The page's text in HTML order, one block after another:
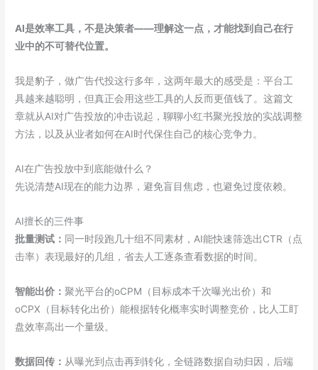
限
时
平
台
选
择
议
AI是效率工具，不是决策者——理解这一点，才能找到自己在行
业中的不可替代位置。
我是豹子，做广告代投这行多年，这两年最大的感受是：平台工
具越来越聪明，但真正会用这些工具的人反而更值钱了。这篇文
章就从AI对广告投放的冲击说起，聊聊小红书聚光投放的实战调整
方法，以及从业者如何在AI时代保住自己的核心竞争力。
AI在广告投放中到底能做什么？
先说清楚AI现在的能力边界，避免盲目焦虑，也避免过度依赖。
AI擅长的三件事
批量测试： 同一时段跑几十组不同素材，AI能快速筛选出CTR（点
击率）表现最好的几组，省去人工逐条查看数据的时间。
智能出价：聚光平台的oCPM（目标成本千次曝光出价）和
oCPX（目标转化出价）能根据转化概率实时调整竞价，比人工盯
盘效率高出一个量级。
数据回传： 从曝光到点击再到转化，全链路数据自动归因，后端